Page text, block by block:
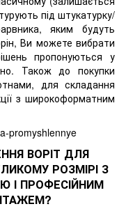
під штукатурку/
яким будуть
Ви можете вибрати
пропонуються у
Також до покупки
для складання
з широкоформатним
ВОРІТ ДЛЯ
РОЗМІРІ З
І ПРОФЕСІЙНИМ